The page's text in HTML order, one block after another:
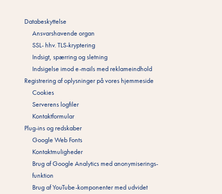
Databeskyttelse
Ansvarshavende organ
SSL- hhv. TLS-kryptering
Indsigt, spærring og sletning
Indsigelse imod e-mails med reklameindhold
Registrering af oplysninger på vores hjemmeside
Cookies
Serverens logfiler
Kontaktformular
Plug-ins og redskaber
Google Web Fonts
Kontaktmuligheder
Brug af Google Analytics med anonymiserings-
funktion
Brug af YouTube-komponenter med udvidet